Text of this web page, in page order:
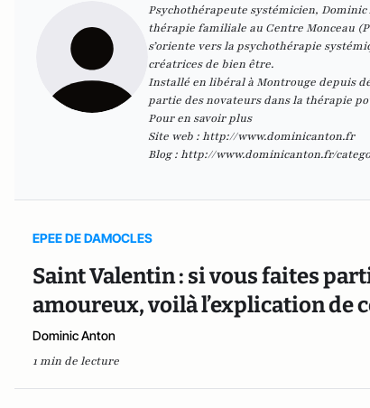
Psychothérapeute systémicien, Dominic
thérapie familiale au Centre Monceau
s’oriente vers la psychothérapie
créatrices de bien être.
Installé en libéral à Montrouge depuis
partie des novateurs dans la thérapie
Pour en savoir plus
Site web :http://www.dominicanton.fr
Blog :http://www.dominicanton.fr/
EPEE DE DAMOCLES
Saint Valentin : si vous faites
amoureux, voilà l’explication de
Dominic Anton
1 min de lecture